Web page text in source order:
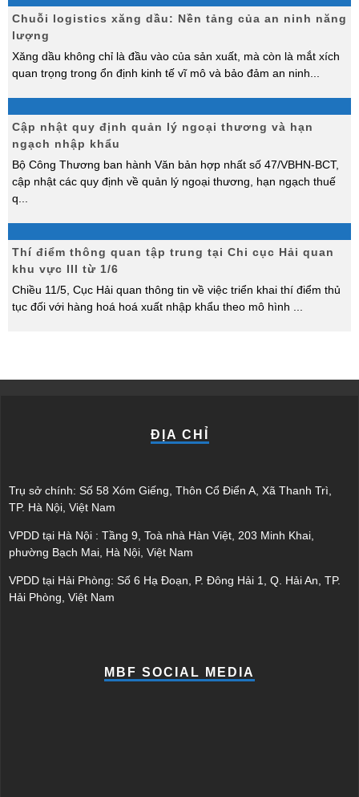
Chuỗi logistics xăng dầu: Nền tảng của an ninh năng
lượng
Xăng dầu không chỉ là đầu vào của sản xuất, mà còn là mắt xích
quan trọng trong ổn định kinh tế vĩ mô và bảo đảm an ninh
Cập nhật quy định quản lý ngoại thương và hạn
ngạch nhập khẩu
Bộ Công Thương ban hành Văn bản hợp nhất số 47/VBHN-BCT,
cập nhật các quy định về quản lý ngoại thương, hạn ngạch thuế
q
Thí điểm thông quan tập trung tại Chi cục Hải quan
khu vực III từ 1/6
Chiều 11/5, Cục Hải quan thông tin về việc triển khai thí điểm thủ
tục đối với hàng hoá hoá xuất nhập khẩu theo mô hình
ĐỊA CHỈ
Trụ sở chính: Số 58 Xóm Giếng, Thôn Cổ Điển A, Xã Thanh Trì,
TP. Hà Nội, Việt Nam
VPDD tại Hà Nội : Tầng 9, Toà nhà Hàn Việt, 203 Minh Khai,
phường Bạch Mai, Hà Nội, Việt Nam
VPDD tại Hải Phòng: Số 6 Hạ Đoạn, P. Đông Hải 1, Q. Hải An, TP.
Hải Phòng, Việt Nam
MBF SOCIAL MEDIA